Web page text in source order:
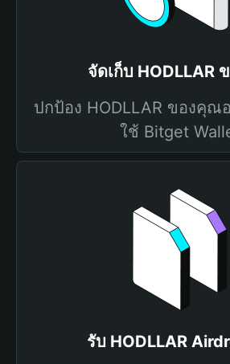
จัดเก็บ HODLLAR
ปกป้อง HODLLAR ของคุณ
ใช้ Bitget
รับ HODLLAR